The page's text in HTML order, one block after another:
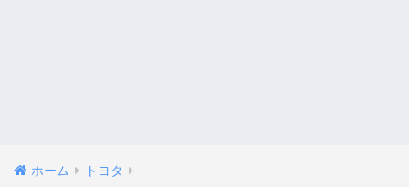
ホーム トヨタ